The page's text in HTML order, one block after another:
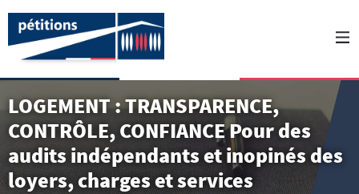
LOGEMENT : TRANSPARENCE,
CONTRÔLE, CONFIANCE Pour des
audits indépendants et inopinés des
loyers, charges et services